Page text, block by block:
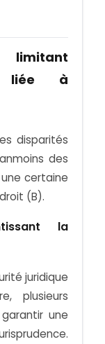
limitant
liée à
disparités
des
certaine
(B).
la
juridique
plusieurs
une